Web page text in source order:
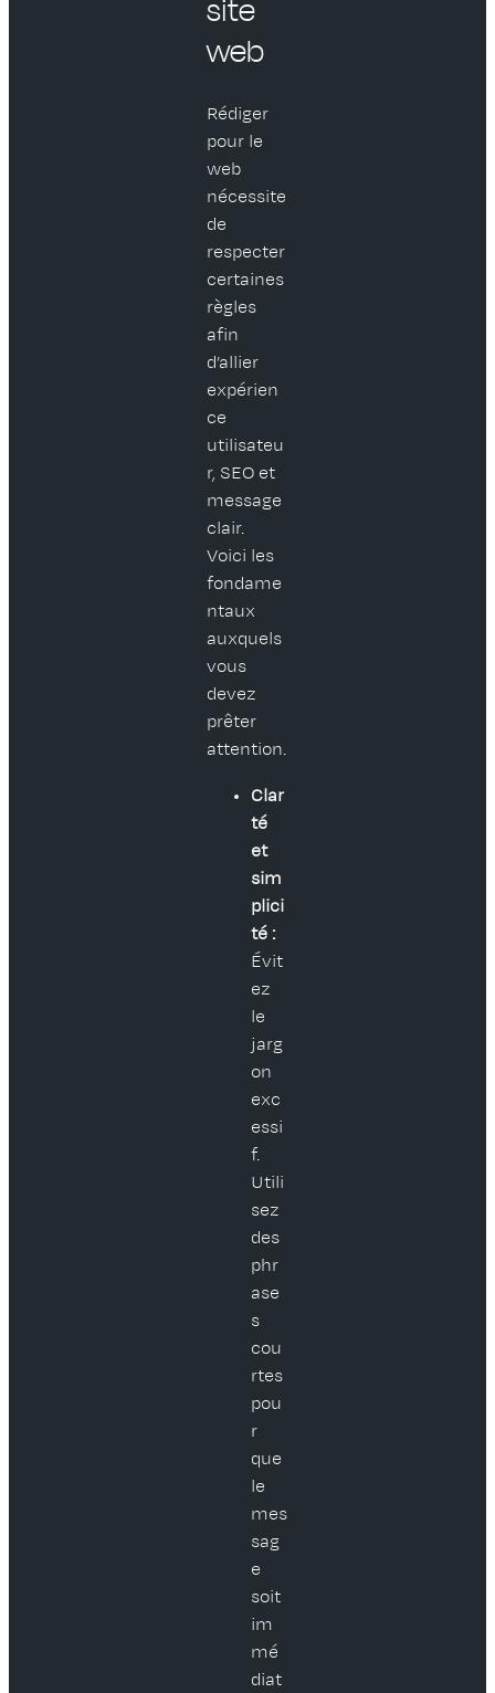
site
web
Rédiger
pour le
web
nécessite
de
respecter
certaines
règles
afin
d’allier
expérien
ce
utilisateu
r, SEO et
message
clair.
Voici les
fondame
ntaux
auxquels
vous
devez
prêter
attention.
Clar
té
et
sim
plici
té :
Évit
ez
le
jarg
on
exc
essi
f.
Utili
sez
des
phr
ase
s
cou
rtes
pou
r
que
le
mes
sag
e
soit
im
mé
diat